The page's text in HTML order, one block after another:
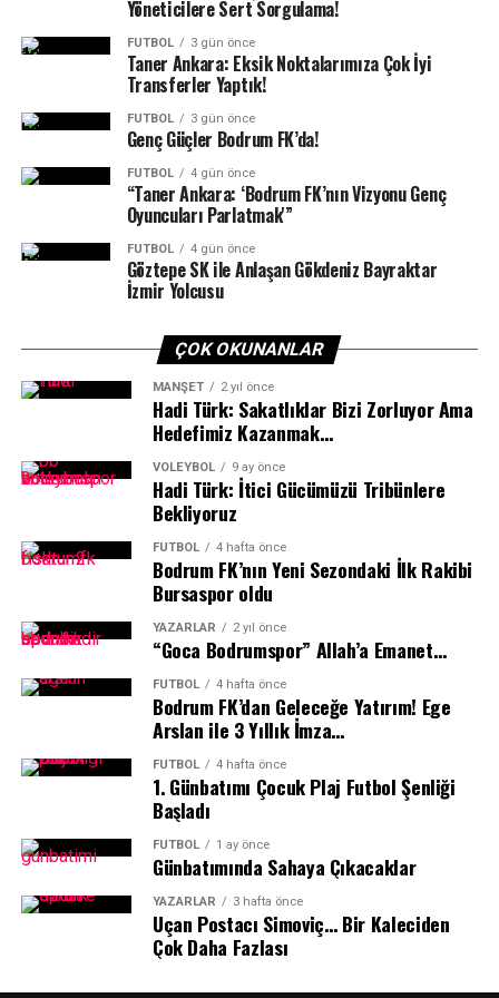
“Yaptığımız işe güvenen ve destek veren başta Bodrum
Kaymakamı Ali Sırmalı Bodrum Belediye Başkanı Tamer
Mandalinci, Gençlik ve Spor Bodrum Müdürü Oktay
Özsert ve sponsorlarımız olmak üzere bu gecenin
oluşmasında emeği geçenlere çok teşekkür ederim.
Öncelikle 2024-25 spor sezonunda 9-10 ay boyunca
süren mücadele sonrasında Dünya, Avrupa ve Türkiye’de
yapılan organizasyonlarda elde ettikleri başarıları tebrik
ediyorum. Bu yıl ikincisini düzenlediğiz ve yaklaşık 3 ay
süren bir hazırlık sürecinde gerçekleştirdiğimiz
organizasyonumuz birkaç saat içerisinde sonlanacak.
Başarıya birlikte yapacağımız şahitlikliğin, yeni
başarıların oluşmasına sebep olacak nedenlerin arasında
yerini alacağı inancındayım.
çıkarken, takımın oyun kurucusu Mustafa Birgin ilk
periyotta yaşadığı sakatlık nedeniyle son üç çeyrekte
forma giyemedi.
Bodrum ekibi ESA, dördüncü maçında 1 Kasım Cuma
günü saat 17.00’de Bitez GSB Spor Salonu’nda Marmaris
Belediyespor’u konuk edecek.
Haber/Foto: Şener Bilgin
Yöneticilere Sert Sorgulama!
FUTBOL 3 gün önce
Taner Ankara: Eksik Noktalarımıza Çok İyi
Transferler Yaptık!
FUTBOL 3 gün önce
Genç Güçler Bodrum FK’da!
FUTBOL 4 gün önce
“Taner Ankara: ‘Bodrum FK’nın Vizyonu Genç
Oyuncuları Parlatmak'”
FUTBOL 4 gün önce
Göztepe SK ile Anlaşan Gökdeniz Bayraktar
İzmir Yolcusu
ÇOK OKUNANLAR
MANŞET 2 yıl önce
Hadi Türk: Sakatlıklar Bizi Zorluyor Ama
Hedefimiz Kazanmak…
VOLEYBOL 9 ay önce
Hadi Türk: İtici Gücümüzü Tribünlere
Bekliyoruz
FUTBOL 4 hafta önce
Bodrum FK’nın Yeni Sezondaki İlk Rakibi
Bursaspor oldu
YAZARLAR 2 yıl önce
“Goca Bodrumspor” Allah’a Emanet…
FUTBOL 4 hafta önce
Bodrum FK’dan Geleceğe Yatırım! Ege
Arslan ile 3 Yıllık İmza…
FUTBOL 4 hafta önce
1.⁠ ⁠Günbatımı Çocuk Plaj Futbol Şenliği
Başladı
FUTBOL 1 ay önce
Günbatımında Sahaya Çıkacaklar
YAZARLAR 3 hafta önce
Uçan Postacı Simoviç… Bir Kaleciden
Çok Daha Fazlası